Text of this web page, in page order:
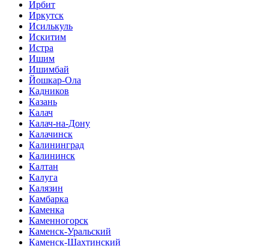
Ирбит
Иркутск
Исилькуль
Искитим
Истра
Ишим
Ишимбай
Йошкар-Ола
Кадников
Казань
Калач
Калач-на-Дону
Калачинск
Калининград
Калининск
Калтан
Калуга
Калязин
Камбарка
Каменка
Каменногорск
Каменск-Уральский
Каменск-Шахтинский